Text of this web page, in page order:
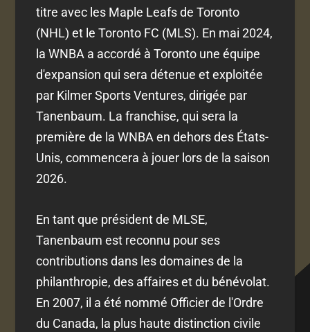
titre avec les Maple Leafs de Toronto
(NHL) et le Toronto FC (MLS). En mai 2024,
la WNBA a accordé à Toronto une équipe
d'expansion qui sera détenue et exploitée
par Kilmer Sports Ventures, dirigée par
Tanenbaum. La franchise, qui sera la
première de la WNBA en dehors des États-
Unis, commencera à jouer lors de la saison
2026.
En tant que président de MLSE,
Tanenbaum est reconnu pour ses
contributions dans les domaines de la
philanthropie, des affaires et du bénévolat.
En 2007, il a été nommé Officier de l'Ordre
du Canada, la plus haute distinction civile